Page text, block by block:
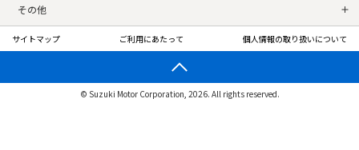
その他
サイトマップ ご利用にあたって 個人情報の取り扱いについて
© Suzuki Motor Corporation, 2026. All rights reserved.